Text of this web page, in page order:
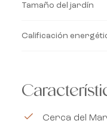
Tamaño del jardín
Calificación
Cerca del Mar